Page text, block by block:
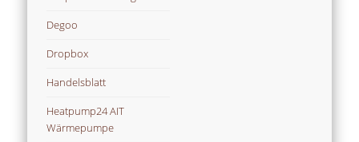
Degoo
Dropbox
Handelsblatt
Heatpump24 AIT
Wärmepumpe